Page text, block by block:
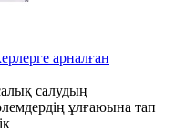
арналған
салудың
ұлғаюына тап